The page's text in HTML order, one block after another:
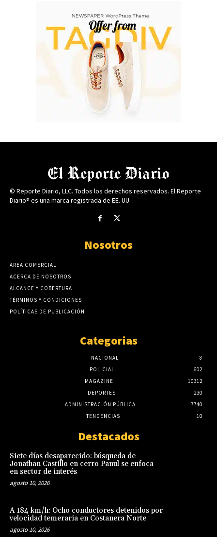
© Reporte Diario, LLC. Todos los derechos reservados. El Reporte
Diario® es una marca registrada de EE. UU.
Nosotros
AREA COMERCIAL
ACERCA DE NOSOTROS
ALCANCE Y COBERTURA
TÉRMINOS Y CONDICIONES
POLÍTICAS DE PUBLICACIÓN
Categorias
NACIONAL
8
POLICIAL
602
MAGAZINE
10312
DEPORTES
230
ADMINISTRACIÓN PÚBLICA
7740
TENDENCIAS
10
Destacados
Siete días desaparecido: búsqueda de
Jonathan Castillo en cerro Panul se enfoca
en sector de interés
agosto 10, 2026
A 184 km/h: Ocho conductores detenidos por
velocidad temeraria en Costanera Norte
agosto 10, 2026